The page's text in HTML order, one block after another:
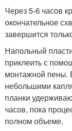
Через 5-6 часов
окончательное
завершится
Напольный
приклеить с
монтажной пены.
небольшими
планки
часов, пока
полном объеме.